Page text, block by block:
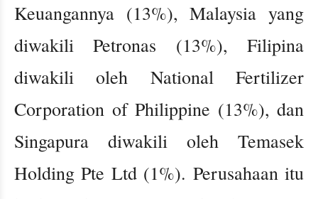
Keuangannya (13%), Malaysia yang
diwakili Petronas (13%), Filipina
diwakili oleh National Fertilizer
Corporation of Philippine (13%), dan
Singapura diwakili oleh Temasek
Holding Pte Ltd (1%). Perusahaan itu